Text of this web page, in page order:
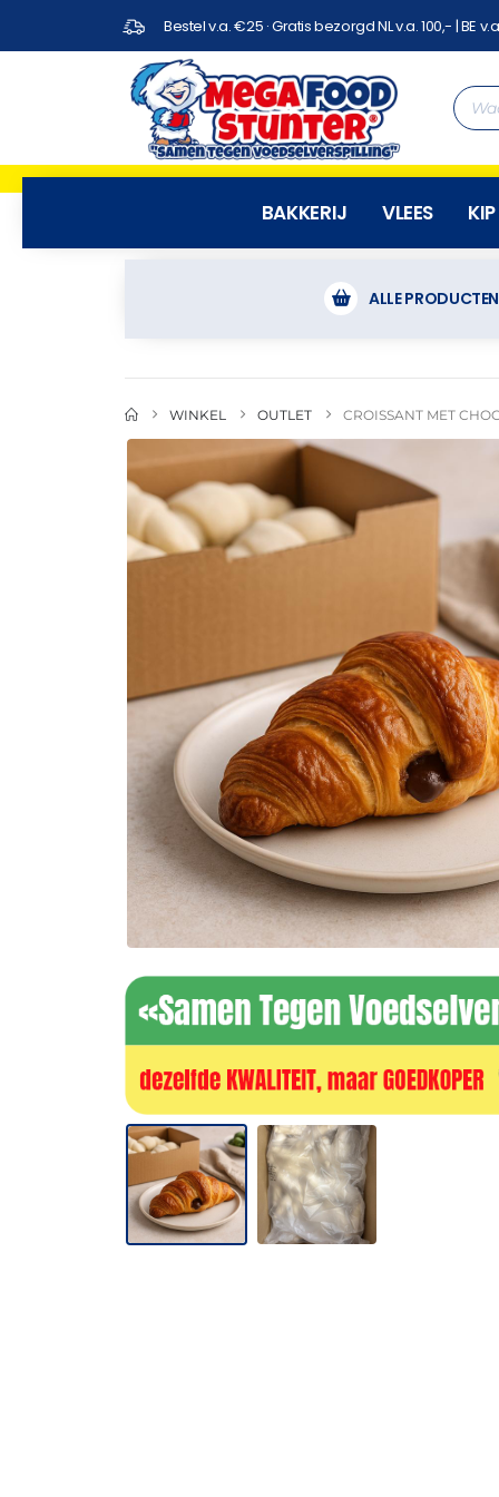
Bestel v.a. €25 · Gratis bezorgd NL v.a. 100,- | BE
BAKKERIJ VLEES KIP
ALLE PRODUCTEN
WINKEL OUTLET CROISSANT MET